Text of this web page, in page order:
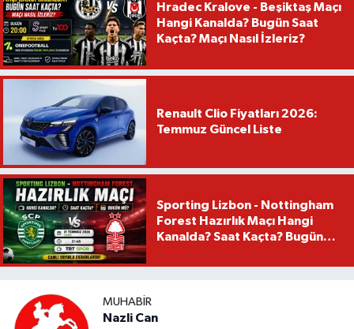
Hradec Kralove - Beşiktaş Maçı
Hangi Kanalda? Bugün Saat
Kaçta? Maçı Nasıl İzleriz?
Renault Clio Fiyatları 2026:
Temmuz Güncel Liste
Sporting Lizbon - Nottingham
Forest Hazırlık Maçı Hangi
Kanalda? Saat Kaçta? Bugün
MUHABIR
Nazli Can